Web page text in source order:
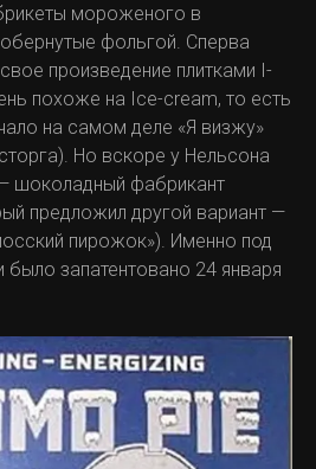
мороженого в
фольгой. Сперва
произведение плитками I-
похоже на Ice-cream, то есть
на самом деле «Я визжу»
Но вскоре у Нельсона
шоколадный фабрикант
предложил другой вариант —
пирожок»). Именно под
запатентовано 24 января